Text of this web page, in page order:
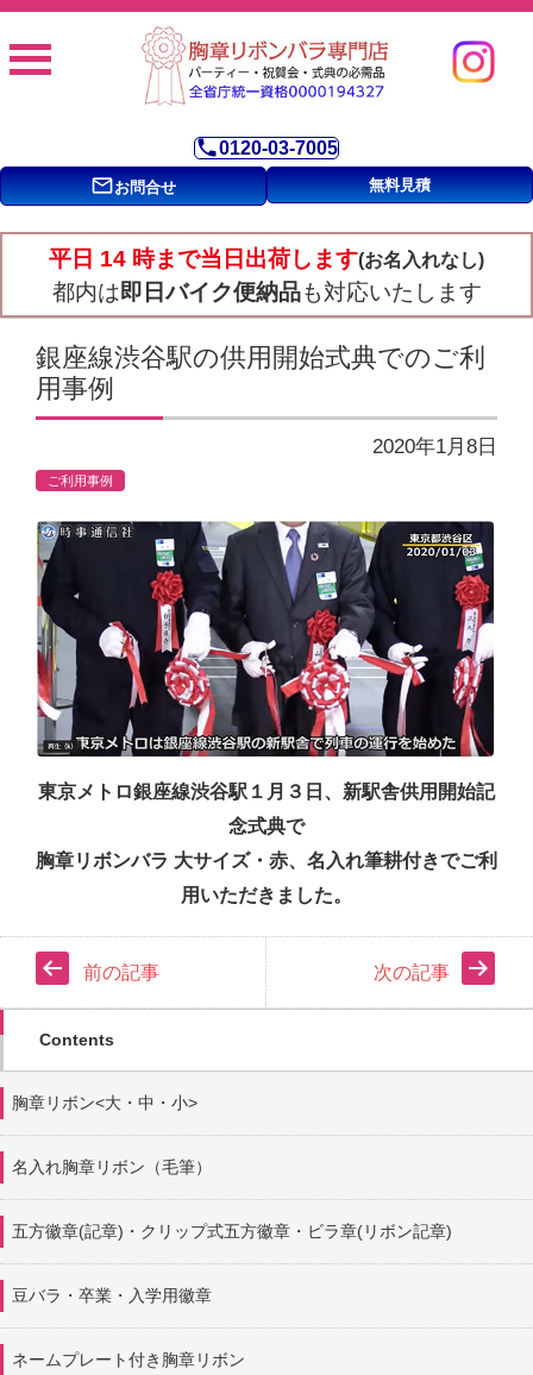
phone0120-03-7005
mail_outlineお問合せ 無料見積
平日 14 時まで当日出荷します(お名入れなし)
都内は即日バイク便納品も対応いたします
銀座線渋谷駅の供用開始式典でのご利
用事例
2020年1月8日
ご利用事例
東京メトロ銀座線渋谷駅１月３日、 新駅舎供用開始記
念式典で
胸章リボンバラ 大サイズ・赤、 名入れ筆耕付きでご利
用いただきました。
前の記事 次の記事
Contents
胸章リボン<大・中・小>
名入れ胸章リボン（毛筆）
五方徽章(記章)・ クリップ式五方徽章・ビラ章(リボン記章)
豆バラ・卒業・入学用徽章
ネームプレート付き胸章リボン